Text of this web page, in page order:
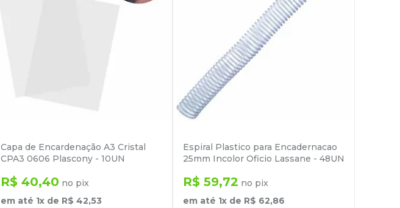
Capa de Encardenação A3 Cristal
CPA3 0606 Plascony - 10UN
R$ 40,40 no pix
em até 1x de R$ 42,53
Espiral Plastico para Encadernacao
25mm Incolor Oficio Lassane - 48UN
R$ 59,72 no pix
em até 1x de R$ 62,86